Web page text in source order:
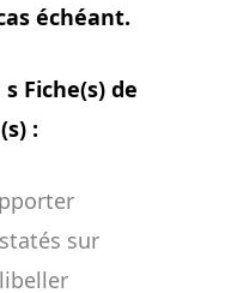
échéant.
Fiche(s) de
:
sur